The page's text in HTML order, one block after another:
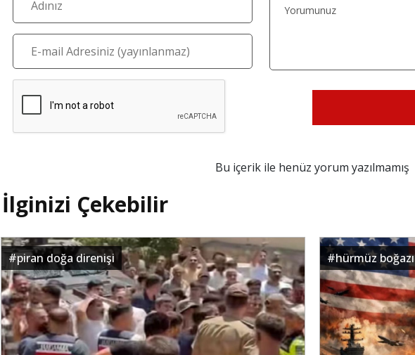
Bu içerik ile henüz yorum yazılmamış
İlginizi Çekebilir
#piran doğa direnişi #hürmüz boğazı